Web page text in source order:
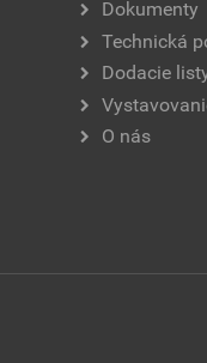
Dokumenty
Technická
Dodacie
O nás